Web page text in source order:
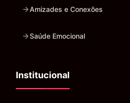
Amizades e Conexões
Saúde Emocional
Institucional